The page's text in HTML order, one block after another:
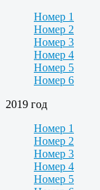
Номер 1
Номер 2
Номер 3
Номер 4
Номер 5
Номер 6
2019 год
Номер 1
Номер 2
Номер 3
Номер 4
Номер 5